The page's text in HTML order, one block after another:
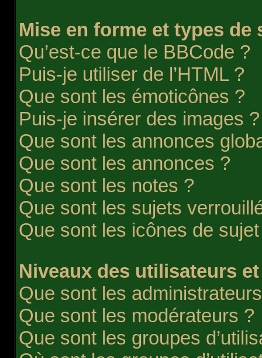
Mise en forme et types de
Qu’est-ce que le BBCode ?
Puis-je utiliser de l’HTML ?
Que sont les émoticônes ?
Puis-je insérer des images ?
Que sont les annonces
Que sont les annonces ?
Que sont les notes ?
Que sont les sujets
Que sont les icônes de
Niveaux des utilisateurs
Que sont les
Que sont les modérateurs ?
Que sont les groupes